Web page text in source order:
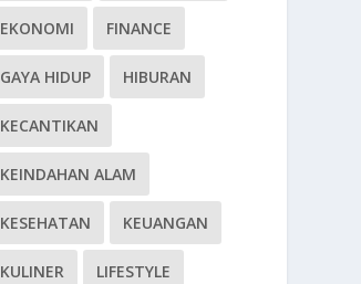
EKONOMI FINANCE
GAYA HIDUP HIBURAN
KECANTIKAN
KEINDAHAN ALAM
KESEHATAN KEUANGAN
KULINER LIFESTYLE